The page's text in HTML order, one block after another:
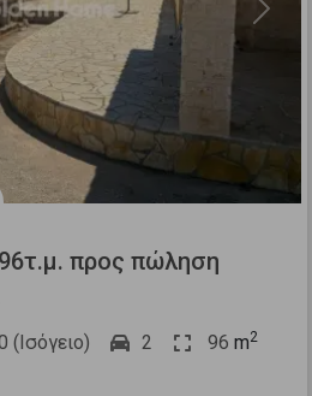
Next
προς πώληση
(Ισόγειο) 2 96 m2